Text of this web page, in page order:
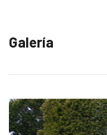
Galería